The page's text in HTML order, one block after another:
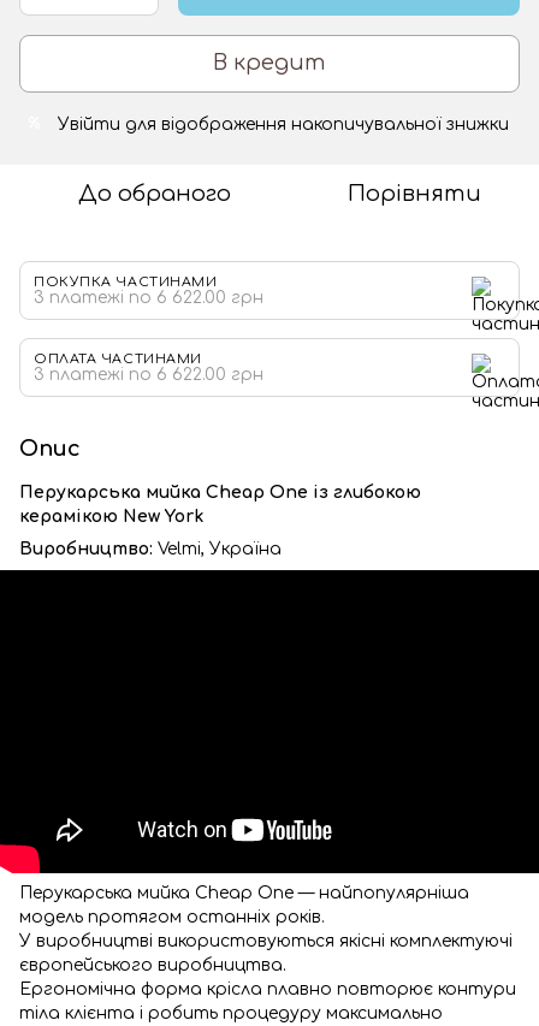
В кредит
Увійти для відображення накопичувальної знижки
До обраного Порівняти
ПОКУПКА ЧАСТИНАМИ
3 платежі по 6 622.00 грн
ОПЛАТА ЧАСТИНАМИ
3 платежі по 6 622.00 грн
Опис
Перукарська мийка Cheap One із глибокою
керамікою New York
Виробництво: Velmi, Україна
Перукарська мийка Cheap One — найпопулярніша
модель протягом останніх років.
У виробництві використовуються якісні комплектуючі
європейського виробництва.
Ергономічна форма крісла плавно повторює контури
тіла клієнта і робить процедуру максимально